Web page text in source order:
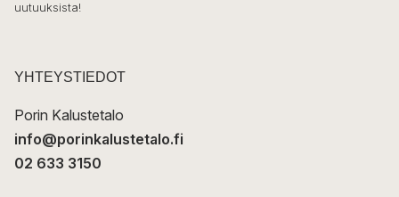
k
t
uutuuksista!
YHTEYSTIEDOT
Porin Kalustetalo
info@porinkalustetalo.fi
02 633 3150